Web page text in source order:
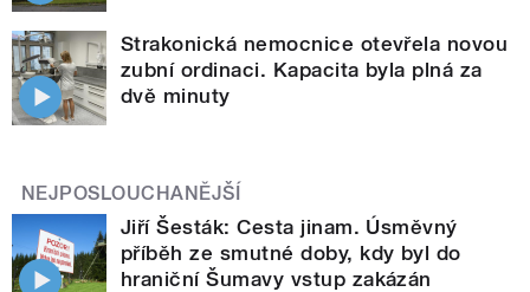
Strakonická nemocnice otevřela novou
zubní ordinaci. Kapacita byla plná za
dvě minuty
NEJPOSLOUCHANĚJŠÍ
Jiří Šesták: Cesta jinam. Úsměvný
příběh ze smutné doby, kdy byl do
hraniční Šumavy vstup zakázán